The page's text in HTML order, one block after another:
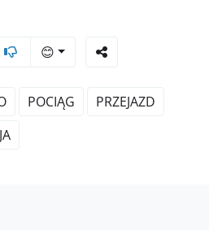
😊
POCIĄG
PRZEJAZD